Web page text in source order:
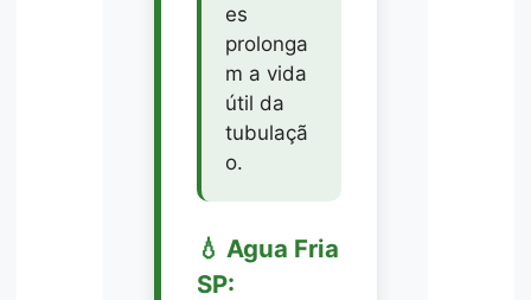
es
prolonga
m a vida
útil da
tubulaçã
o.
💧 Agua Fria
SP: